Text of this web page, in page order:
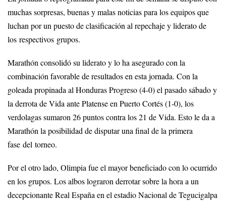
muchas sorpresas, buenas y malas noticias para los equipos que
luchan por un puesto de clasificación al repechaje y liderato de
los respectivos grupos.
Marathón consolidó su liderato y lo ha asegurado con la
combinación favorable de resultados en esta jornada. Con la
goleada propinada al Honduras Progreso (4-0) el pasado sábado y
la derrota de Vida ante Platense en Puerto Cortés (1-0), los
verdolagas sumaron 26 puntos contra los 21 de Vida. Esto le da a
Marathón la posibilidad de disputar una final de la primera
fase del torneo.
Por el otro lado, Olimpia fue el mayor beneficiado con lo ocurrido
en los grupos. Los albos lograron derrotar sobre la hora a un
decepcionante Real España en el estadio Nacional de Tegucigalpa